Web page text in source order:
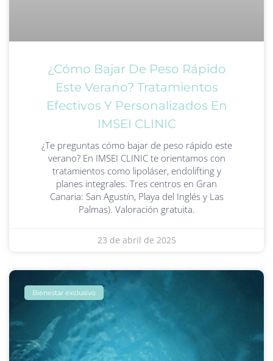
¿Cómo Bajar De Peso Rápido
Este Verano? Tratamientos
Efectivos Y Personalizados En
IMSEI CLINIC
¿Te preguntas cómo bajar de peso rápido este
verano? En IMSEI CLINIC te orientamos con
tratamientos como lipoláser, endolifting y
planes integrales. Tres centros en Gran
Canaria: San Agustín, Playa del Inglés y Las
Palmas). Valoración gratuita.
23 de abril de 2025
Bienestar exclusivo